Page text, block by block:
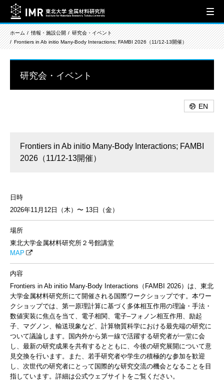
ホーム 情報・施設公開
研究会・イベント
Frontiers in Ab initio Many-Body Interactions; FAMBI 2026（11/12-13開催）
研究会・イベント
EN
Frontiers in Ab initio Many-Body Interactions; FAMBI
2026（11/12-13開催）
日時
2026年11月12日（木）〜 13日（金）
場所
東北大学金属材料研究所２号館講堂
MAP
内容
Frontiers in Ab initio Many-Body Interactions（FAMBI 2026）は、東北
大学金属材料研究所にて開催される国際ワークショップです。本ワー
クショップでは、第一原理計算に基づく多体相互作用の理論・手法・
数値実装に焦点を当て、電子相関、電子–フォノン相互作用、励起
子、マグノン、輸送現象など、計算物質科学における最先端の研究に
ついて議論します。国内外から第一線で活躍する研究者が一堂に会
し、最新の研究成果を共有するとともに、今後の研究展開について意
見交換を行います。また、若手研究者や学生の積極的な参加を歓迎
し、次世代の研究者にとって国際的な研究交流の機会となることを目
指しています。詳細は公式ウェブサイトをご覧ください。